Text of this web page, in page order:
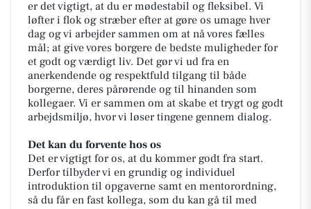
er det vigtigt, at du er mødestabil og fleksibel. Vi
løfter i flok og stræber efter at gøre os umage hver
dag og vi arbejder sammen om at nå vores fælles
mål; at give vores borgere de bedste muligheder for
et godt og værdigt liv. Det gør vi ud fra en
anerkendende og respektfuld tilgang til både
borgerne, deres pårørende og til hinanden som
kollegaer. Vi er sammen om at skabe et trygt og godt
arbejdsmiljø, hvor vi løser tingene gennem dialog.
Det kan du forvente hos os
Det er vigtigt for os, at du kommer godt fra start.
Derfor tilbyder vi en grundig og individuel
introduktion til opgaverne samt en mentorordning,
så du får en fast kollega, som du kan gå til med